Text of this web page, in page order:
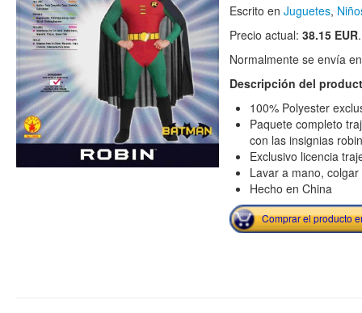
Escrito en Juguetes,
Precio actual: 38.15 EUR.
Normalmente se envía
Descripción del
100% Polyester
Paquete completo
con las insignias
Exclusivo licencia
Lavar a mano,
Hecho en China
Comprar el producto